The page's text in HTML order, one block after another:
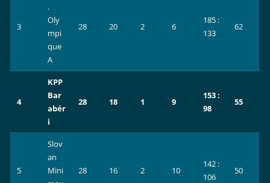
3
.
Oly
mpi
que
A
28 20 2 6
185 :
133
62
4
KPP
Bar
abér
i
28 18 1 9
153 :
98
55
5
Slov
an
Mini
28 16 2 10
142 :
106
50